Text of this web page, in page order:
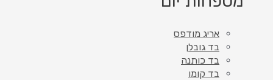
אריג מודפס
בד גובלן
בד כותנה
בד קומו